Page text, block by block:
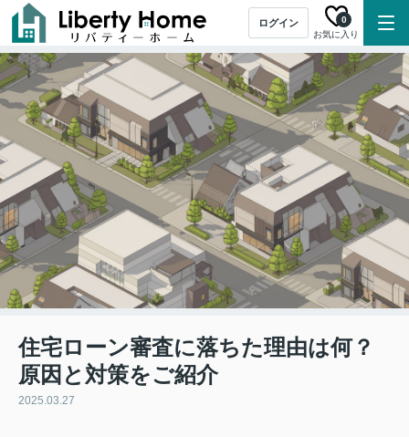
ログイン
お気に入り
0
住宅ローン審査に落ちた理由は何？
原因と対策をご紹介
2025.03.27